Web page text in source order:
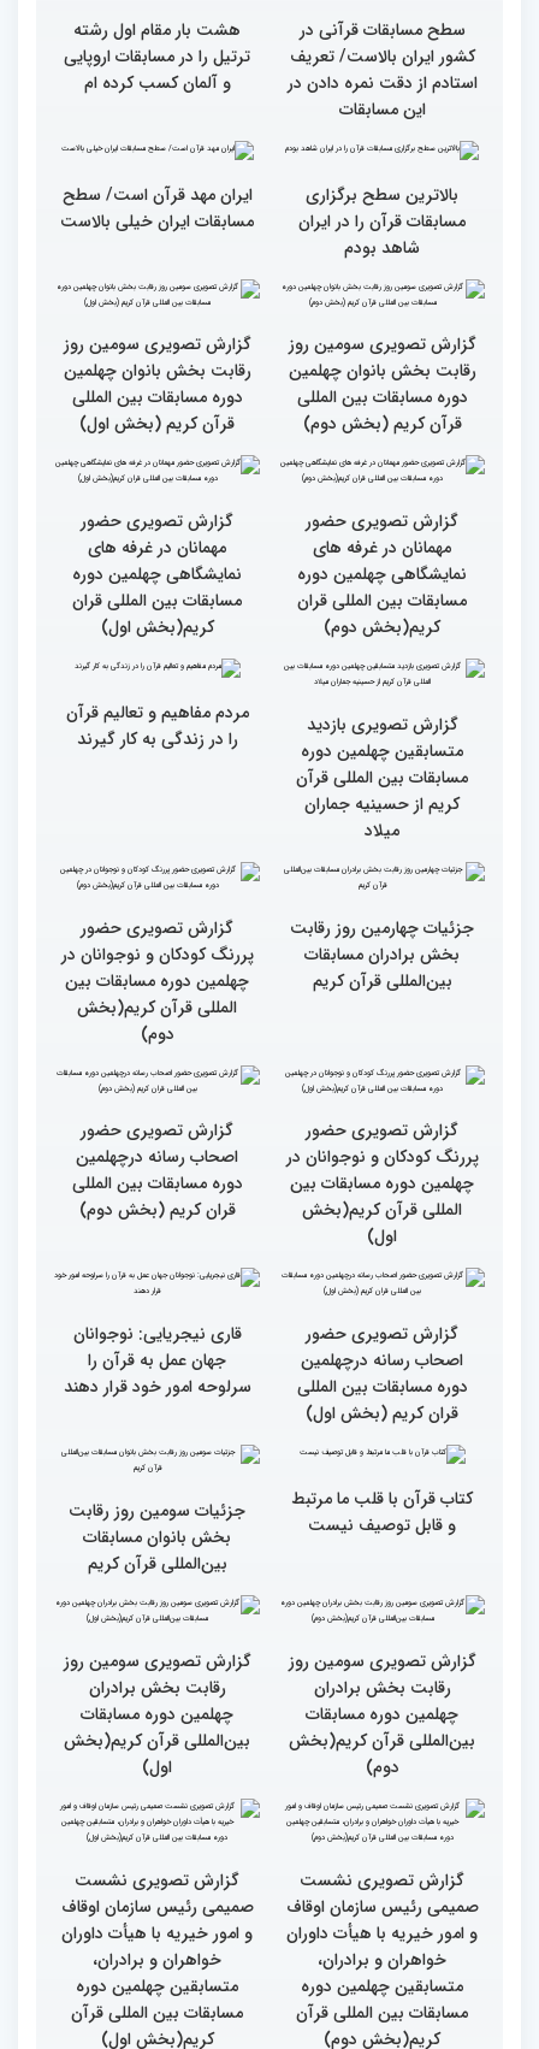
در چهلمین دوره مسابقات
بین‌المللی قرآن معرفی
شدند
چهلمین دوره مسابقات بین
المللی قرآن/نگاهی به
چهارمین روز از رقابت
سطح مسابقات قرآنی در
کشور ایران بالاست/ تعریف
استادم از دقت نمره دادن در
این مسابقات
هشت بار مقام اول رشته
ترتیل را در مسابقات اروپایی
بالاترین سطح برگزاری
مسابقات قرآن را در ایران
شاهد بودم
ایران مهد قرآن است/ سطح
مسابقات ایران خیلی بالاست
گزارش تصویری سومین روز
رقابت بخش بانوان چهلمین
دوره مسابقات بین المللی
قرآن کریم (بخش دوم)
گزارش تصویری سومین روز
رقابت بخش بانوان چهلمین
دوره مسابقات بین المللی
قرآن کریم (بخش اول)
مهمانان در غرفه های
نمایشگاهی چهلمین دوره
مسابقات بین المللی قران
کریم(بخش دوم)
گزارش تصویری حضور
مهمانان در غرفه های
نمایشگاهی چهلمین دوره
متسابقین چهلمین دوره
مسابقات بین المللی قرآن
کریم از حسینیه جماران
مردم مفاهیم و تعالیم قرآن
را در زندگی به کار گیرند
بخش برادران مسابقات
بین‌المللی قرآن کریم
پررنگ کودکان و نوجوانان در
چهلمین دوره مسابقات بین
المللی قرآن کریم(بخش
دوم)
پررنگ کودکان و نوجوانان در
چهلمین دوره مسابقات بین
المللی قرآن کریم(بخش
اول)
اصحاب رسانه درچهلمین
دوره مسابقات بین المللی
قران کریم (بخش دوم)
گزارش تصویری حضور
اصحاب رسانه درچهلمین
قران کریم (بخش اول)
قاری نیجریایی: نوجوانان
جهان عمل به قرآن را
سرلوحه امور خود قرار دهند
کتاب قرآن با قلب ما مرتبط
و قابل توصیف نیست
جزئیات سومین روز رقابت
بخش بانوان مسابقات
بین‌المللی قرآن کریم
گزارش تصویری سومین روز
رقابت بخش برادران
چهلمین دوره مسابقات
بین‌المللی قرآن کریم(بخش
دوم)
گزارش تصویری سومین روز
رقابت بخش برادران
چهلمین دوره مسابقات
بین‌المللی قرآن کریم(بخش
اول)